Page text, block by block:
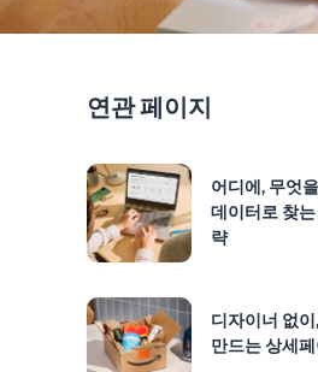
연관 페이지
어디에, 무엇
데이터로 찾
략
디자이너 없
만드는 상세